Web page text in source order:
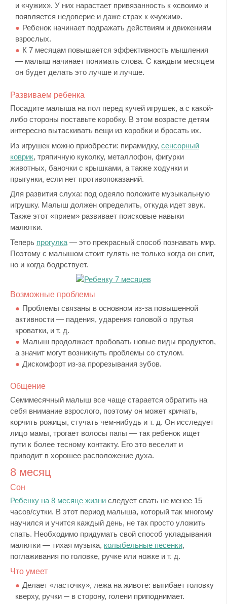
и «чужих». У них нарастает привязанность к «своим» и
появляется недоверие и даже страх к «чужим».
Ребенок начинает подражать действиям и движениям
взрослых.
К 7 месяцам повышается эффективность мышления
— малыш начинает понимать слова. С каждым месяцем
он будет делать это лучше и лучше.
Развиваем ребенка
Посадите малыша на пол перед кучей игрушек, а с какой-
либо стороны поставьте коробку. В этом возрасте детям
интересно вытаскивать вещи из коробки и бросать их.
Из игрушек можно приобрести: пирамидку, сенсорный
коврик, тряпичную куколку, металлофон, фигурки
животных, баночки с крышками, а также ходунки и
прыгунки, если нет противопоказаний.
Для развития слуха: под одеяло положите музыкальную
игрушку. Малыш должен определить, откуда идет звук.
Также этот «прием» развивает поисковые навыки
малютки.
Теперь прогулка — это прекрасный способ познавать мир.
Поэтому с малышом стоит гулять не только когда он спит,
но и когда бодрствует.
Возможные проблемы
Проблемы связаны в основном из-за повышенной
активности — падения, ударения головой о прутья
кроватки, и т. д.
Малыш продолжает пробовать новые виды продуктов,
а значит могут возникнуть проблемы со стулом.
Дискомфорт из-за прорезывания зубов.
Общение
Семимесячный малыш все чаще старается обратить на
себя внимание взрослого, поэтому он может кричать,
корчить рожицы, стучать чем-нибудь и т. д. Он исследует
лицо мамы, трогает волосы папы — так ребенок ищет
пути к более тесному контакту. Его это веселит и
приводит в хорошее расположение духа.
8 месяц
Сон
Ребенку на 8 месяце жизни следует спать не менее 15
часов/сутки. В этот период малыша, который так многому
научился и учится каждый день, не так просто уложить
спать. Необходимо придумать свой способ укладывания
малютки — тихая музыка, колыбельные песенки,
поглаживания по головке, ручке или ножке и т. д.
Что умеет
Делает «ласточку», лежа на животе: выгибает головку
кверху, ручки ─ в сторону, голени приподнимает.